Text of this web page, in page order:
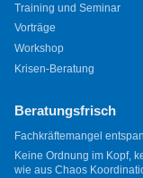
Training und Seminar
Vorträge
Workshop
Krisen-Beratung
Beratungsfrisch
Fachkräftemangel
Keine Ordnung im Kopf,
wie aus Chaos